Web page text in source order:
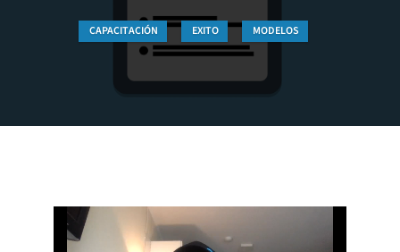
CAPACITACIÓN EXITO MODELOS